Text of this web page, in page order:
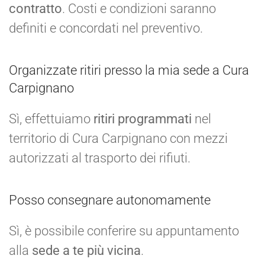
contratto. Costi e condizioni saranno
definiti e concordati nel preventivo.
Organizzate ritiri presso la mia sede a Cura
Carpignano
Sì, effettuiamo ritiri programmati nel
territorio di Cura Carpignano con mezzi
autorizzati al trasporto dei rifiuti.
Posso consegnare autonomamente
Sì, è possibile conferire su appuntamento
alla sede a te più vicina.